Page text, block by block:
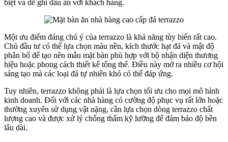
biệt và dễ ghi dấu ấn với khách hàng.
Một ưu điểm đáng chú ý của terrazzo là khả năng tùy biến rất cao.
Chủ đầu tư có thể lựa chọn màu nền, kích thước hạt đá và mật độ
phân bố để tạo nên mẫu mặt bàn phù hợp với bộ nhận diện thương
hiệu hoặc phong cách thiết kế tổng thể. Điều này mở ra nhiều cơ hội
sáng tạo mà các loại đá tự nhiên khó có thể đáp ứng.
Tuy nhiên, terrazzo không phải là lựa chọn tối ưu cho mọi mô hình
kinh doanh. Đối với các nhà hàng có cường độ phục vụ rất lớn hoặc
thường xuyên sử dụng vật nặng, cần lựa chọn dòng terrazzo chất
lượng cao và được xử lý chống thấm kỹ lưỡng để đảm bảo độ bền
lâu dài.